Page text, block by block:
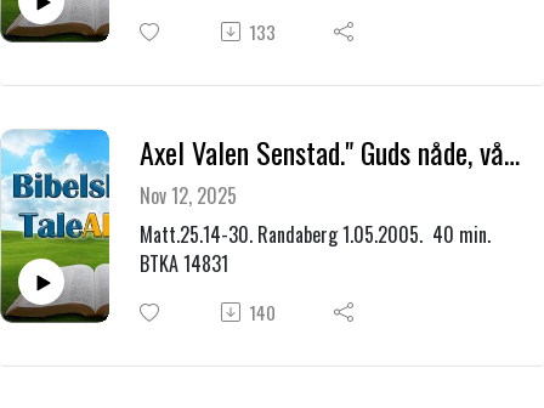
133
Axel Valen Senstad." Guds nåde, vår skatt til forvaltning. (om talentene)
Nov 12, 2025
Matt.25.14-30. Randaberg 1.05.2005. 40 min.
BTKA 14831
140